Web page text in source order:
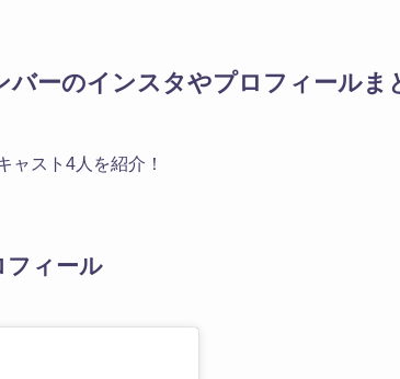
バーのインスタやプロフィールま
ャスト4人を紹介！
フィール